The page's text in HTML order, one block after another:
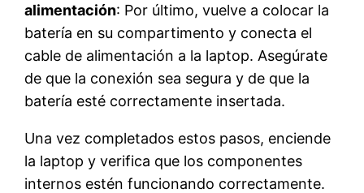
alimentación: Por último, vuelve a colocar la
batería en su compartimento y conecta el
cable de alimentación a la laptop. Asegúrate
de que la conexión sea segura y de que la
batería esté correctamente insertada.
Una vez completados estos pasos, enciende
la laptop y verifica que los componentes
internos estén funcionando correctamente.